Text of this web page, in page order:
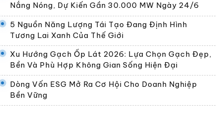
Nắng Nóng, Dự Kiến Gần 30.000 MW Ngày 24/6
5 Nguồn Năng Lượng Tái Tạo Đang Định Hình
Tương Lai Xanh Của Thế Giới
Xu Hướng Gạch Ốp Lát 2026: Lựa Chọn Gạch Đẹp,
Bền Và Phù Hợp Không Gian Sống Hiện Đại
Dòng Vốn ESG Mở Ra Cơ Hội Cho Doanh Nghiệp
Bền Vững